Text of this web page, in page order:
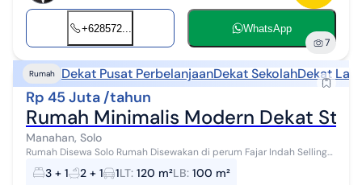
+628572... WhatsApp
7
Rumah Dekat Pusat PerbelanjaanDekat SekolahDekat
Rp 45 Juta /tahun
Rumah Minimalis Modern Dekat
Manahan, Solo
Rumah Disewa Solo Rumah Disewakan di perum Fajar Indah Selling
point 5 menit ke superindo, indomaret alfamart 5 menit ke sekolah
FIS dan Kalam K...
3 + 1 2 + 1 1LT: 120 m²LB: 100 m²